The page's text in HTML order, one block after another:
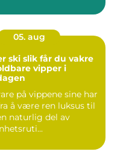
05. aug
du vakre
vipper i
på vippene sine har
å være ren luksus til
naturlig del av